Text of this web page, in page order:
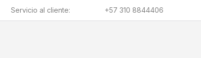
Servicio al cliente: +57 310 8844406